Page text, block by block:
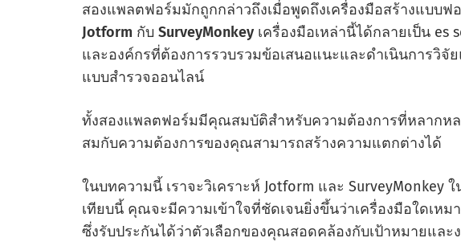
สองแพลตฟอร์มมักถูกกล่าวถึงเมื่อพูดถึงเครื่องมือสร้างแบบฟ
Jotform กับ SurveyMonkey เครื่องมือเหล่านี้ได้กลายเป็น es
และองค์กรที่ต้องการรวบรวมข้อเสนอแนะและดําเนินการวิ
แบบสํารวจออนไลน์
ทั้งสองแพลตฟอร์มมีคุณสมบัติสําหรับความต้องการที่หลากห
สมกับความต้องการของคุณสามารถสร้างความแตกต่างได้
ในบทความนี้ เราจะวิเคราะห์ Jotform และ SurveyMonkey
เทียบนี้ คุณจะมีความเข้าใจที่ชัดเจนยิ่งขึ้นว่าเครื่องมือใดเห
ซึ่งรับประกันได้ว่าตัวเลือกของคุณสอดคล้องกับเป้าหมายและ